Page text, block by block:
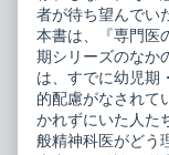
達
障
害
published
on
人
の
汎
性
発
達
障
者が待ち望んでい
本書は、『専門医
期シリーズのなか
は、すでに幼児期
的配慮がなされて
かれずにいた人た
般精神科医がどう